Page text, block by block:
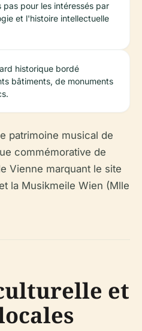
pas pour les intéressés par
et l'histoire intellectuelle
historique bordé
bâtiments, de monuments
patrimoine musical de
commémorative de
Vienne marquant le site
la Musikmeile Wien (Mlle
et